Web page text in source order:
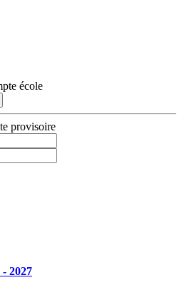
école
provisoire
2027